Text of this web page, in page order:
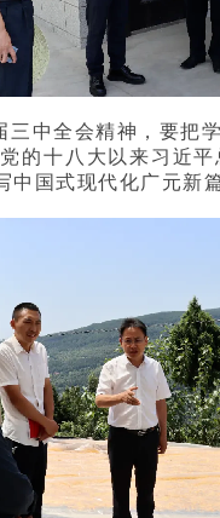
中全会精神，要把
的十八大以来习近
国式现代化广元新